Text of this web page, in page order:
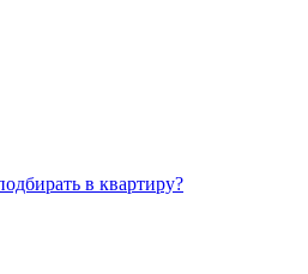
в квартиру?